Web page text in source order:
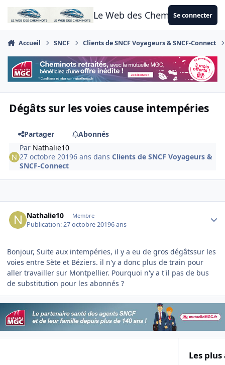
Aller au contenu
Le Web des CheminotsSe connecter
Accueil SNCF Clients de SNCF Voyageurs & SNCF-Connect
Dégâts sur les voies cause intempéries
Partager
Abonnés
Par Nathalie10
27 octobre 20196 ans dansClients de SNCF Voyageurs &
SNCF-Connect
Nathalie10 Membre
Publication:27 octobre 20196 ans
Bonjour, Suite aux intempéries, il y a eu de gros dégâtssur les
voies entre Sète et Béziers. il n'y a donc plus de train pour
aller travailler sur Montpellier. Pourquoi n'y a t'il pas de bus
de substitution pour les abonnés ?
Les